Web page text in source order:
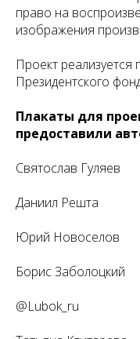
право на
изображения
Проект
Президентского
Плакаты для
предоставили
Святослав Гуляев
Даниил Решта
Юрий Новоселов
Борис Заболоцкий
@Lubok_ru